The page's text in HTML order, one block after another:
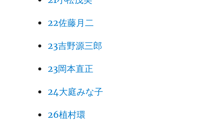
22佐藤月二
23吉野源三郎
23岡本直正
24大庭みな子
26植村環